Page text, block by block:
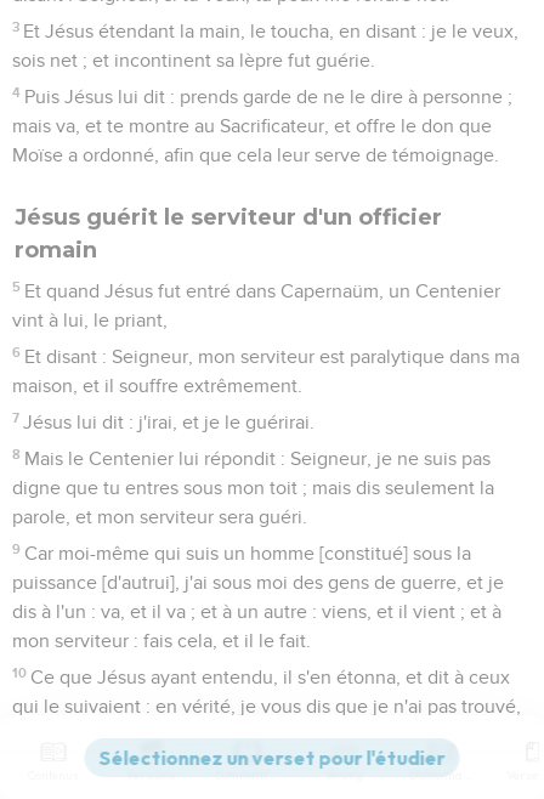
3 Et Jésus étendant la main, le toucha, en disant : je le veux,
sois net ; et incontinent sa lèpre fut guérie.
4 Puis Jésus lui dit : prends garde de ne le dire à personne ;
mais va, et te montre au Sacrificateur, et offre le don que
Moïse a ordonné, afin que cela leur serve de témoignage.
Jésus guérit le serviteur d'un officier
romain
5 Et quand Jésus fut entré dans Capernaüm, un Centenier
vint à lui, le priant,
6 Et disant : Seigneur, mon serviteur est paralytique dans ma
maison, et il souffre extrêmement.
7 Jésus lui dit : j'irai, et je le guérirai.
8 Mais le Centenier lui répondit : Seigneur, je ne suis pas
digne que tu entres sous mon toit ; mais dis seulement la
parole, et mon serviteur sera guéri.
9 Car moi-même qui suis un homme [constitué] sous la
puissance [d'autrui], j'ai sous moi des gens de guerre, et je
dis à l'un : va, et il va ; et à un autre : viens, et il vient ; et à
mon serviteur : fais cela, et il le fait.
10 Ce que Jésus ayant entendu, il s'en étonna, et dit à ceux
qui le suivaient : en vérité, je vous dis que je n'ai pas trouvé,
même en Israël, une si grande foi.
Mais je vous dis que plusieurs viendront d'Orient et
Versions Commentaires Strong